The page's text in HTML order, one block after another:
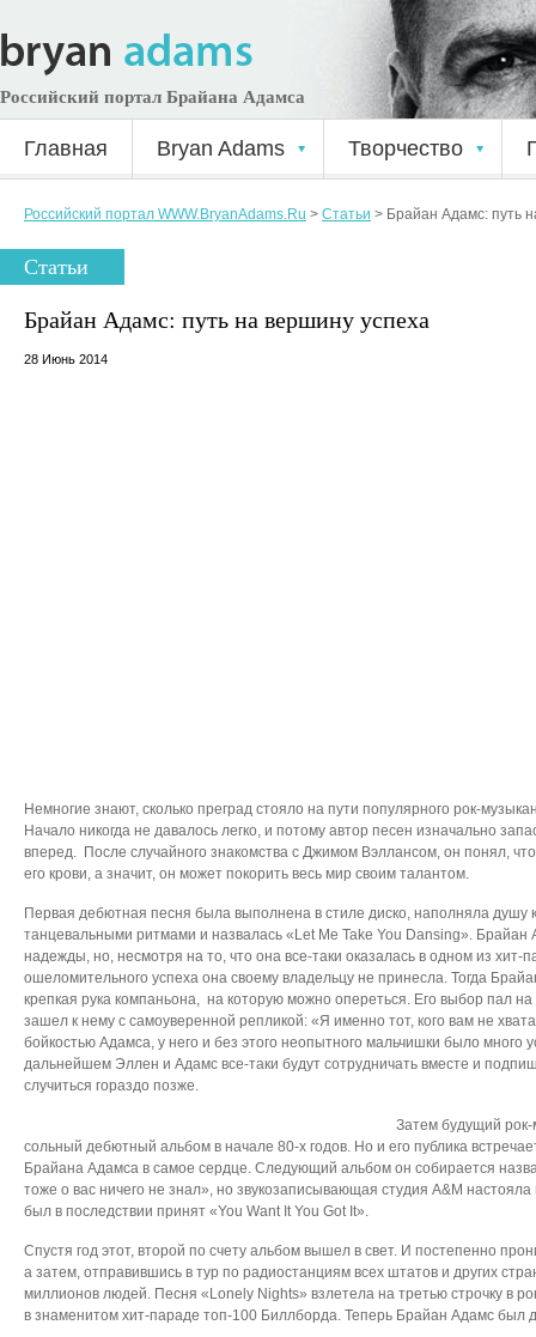
Российский портал Брайана Адамса
Главная Bryan Adams Творчество
Российский портал WWW.BryanAdams.Ru > Статьи > Брайан Адамс: путь
Статьи
Брайан Адамс: путь на вершину успеха
28 Июнь 2014
Немногие знают, сколько преград стояло на пути популярного рок-
Начало никогда не давалось легко, и потому автор песен изначально
вперед. После случайного знакомства с Джимом Вэллансом, он понял,
его крови, а значит, он может покорить весь мир своим талантом.
Первая дебютная песня была выполнена в стиле диско, наполняла душу
танцевальными ритмами и назвалась «Let Me Take You Dansing». Брайан
надежды, но, несмотря на то, что она все-таки оказалась в одном из хит-
ошеломительного успеха она своему владельцу не принесла. Тогда
крепкая рука компаньона, на которую можно опереться. Его выбор пал
зашел к нему с самоуверенной репликой: «Я именно тот, кого вам не
бойкостью Адамса, у него и без этого неопытного мальчишки было много
дальнейшем Эллен и Адамс все-таки будут сотрудничать вместе и
случиться гораздо позже.
Затем будущий рок-
сольный дебютный альбом в начале 80-х годов. Но и его публика
Брайана Адамса в самое сердце. Следующий альбом он собирается
тоже о вас ничего не знал», но звукозаписывающая студия A&M
был в последствии принят «You Want It You Got It».
Спустя год этот, второй по счету альбом вышел в свет. И постепенно
а затем, отправившись в тур по радиостанциям всех штатов и других
миллионов людей. Песня «Lonely Nights» взлетела на третью строчку в
в знаменитом хит-параде топ-100 Биллборда. Теперь Брайан Адамс был